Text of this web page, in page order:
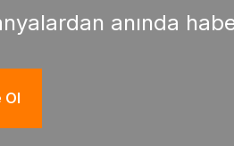
anında
Ol